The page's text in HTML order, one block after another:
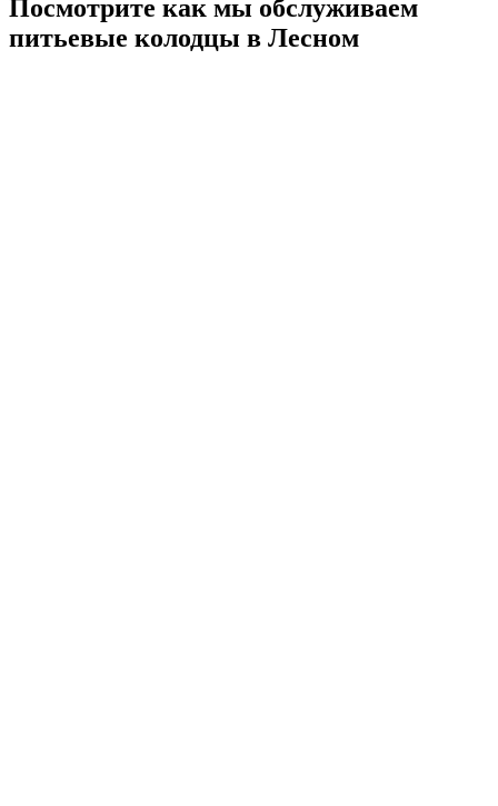
Посмотрите как мы обслуживаем
питьевые колодцы в Лесном